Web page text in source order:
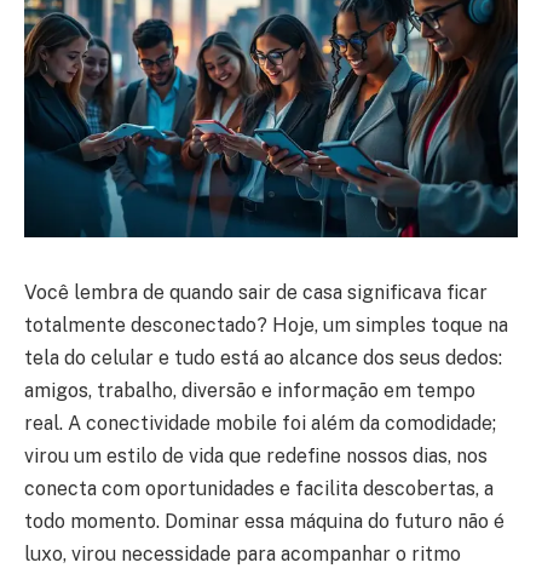
Você lembra de quando sair de casa significava ficar
totalmente desconectado? Hoje, um simples toque na
tela do celular e tudo está ao alcance dos seus dedos:
amigos, trabalho, diversão e informação em tempo
real. A conectividade mobile foi além da comodidade;
virou um estilo de vida que redefine nossos dias, nos
conecta com oportunidades e facilita descobertas, a
todo momento. Dominar essa máquina do futuro não é
luxo, virou necessidade para acompanhar o ritmo